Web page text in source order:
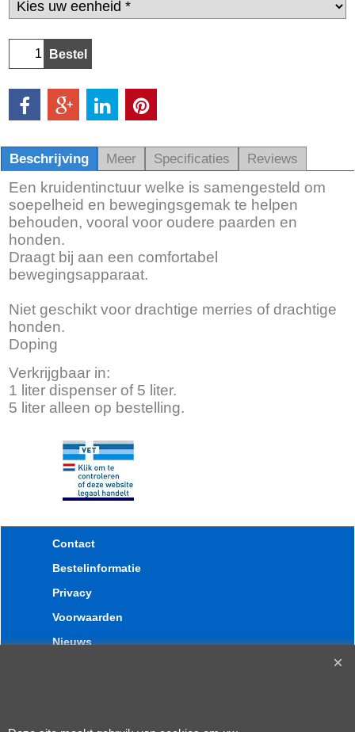
Bestel
Beschrijving Meer Specificaties Reviews
Een kruidentinctuur welke is samengesteld om
soepelheid en bewegingsgemak te helpen
behouden, vooral voor oudere paarden en
honden.
Draagt bij aan een comfortabel
bewegingsapparaat.
Niet geschikt voor drachtige merries of drachtige
honden.
Doping
Verkrijgbaar in:
1 liter dispenser of 5 liter.
5 liter alleen op bestelling.
Contact
Bestelinformatie
Privacy
Voorwaarden
Nieuws